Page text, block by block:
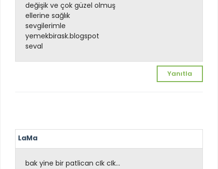
değişik ve çok güzel olmuş
ellerine sağlık
sevgilerimle
yemekbirask.blogspot
seval
Yanıtla
LaMa
bak yine bir patlican cIk cIk...